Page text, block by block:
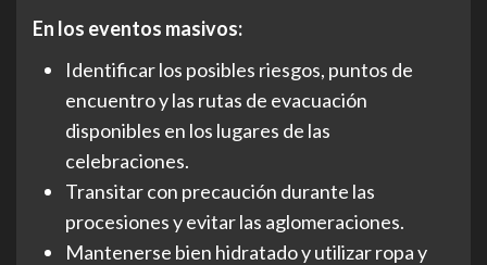
En los eventos masivos:
Identificar los posibles riesgos, puntos de
encuentro y las rutas de evacuación
disponibles en los lugares de las
celebraciones.
Transitar con precaución durante las
procesiones y evitar las aglomeraciones.
Mantenerse bien hidratado y utilizar ropa y